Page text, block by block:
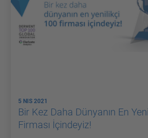
5 NIS 2021
Bir Kez Daha Dünyanın En
Firması İçindeyiz!